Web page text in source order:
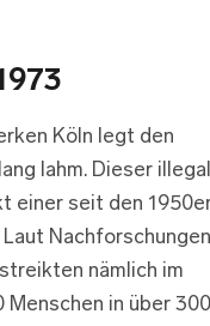
Köln legt den
lahm. Dieser
einer seit den
Nachforschungen
nämlich im
Menschen in über 300